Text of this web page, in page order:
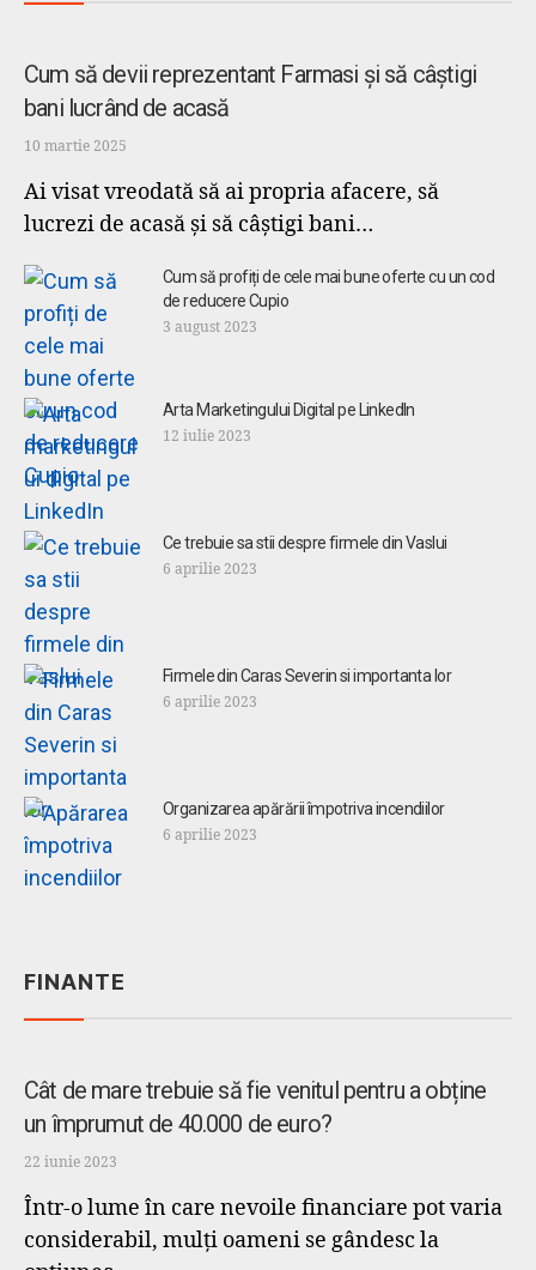
Cum să devii reprezentant Farmasi și să câștigi
bani lucrând de acasă
10 martie 2025
Ai visat vreodată să ai propria afacere, să
lucrezi de acasă și să câștigi bani…
Cum să profiți de cele mai bune oferte cu un cod
de reducere Cupio
3 august 2023
Arta Marketingului Digital pe LinkedIn
12 iulie 2023
Ce trebuie sa stii despre firmele din Vaslui
6 aprilie 2023
Firmele din Caras Severin si importanta lor
6 aprilie 2023
Organizarea apărării împotriva incendiilor
6 aprilie 2023
FINANTE
Cât de mare trebuie să fie venitul pentru a obține
un împrumut de 40.000 de euro?
22 iunie 2023
Într-o lume în care nevoile financiare pot varia
considerabil, mulți oameni se gândesc la